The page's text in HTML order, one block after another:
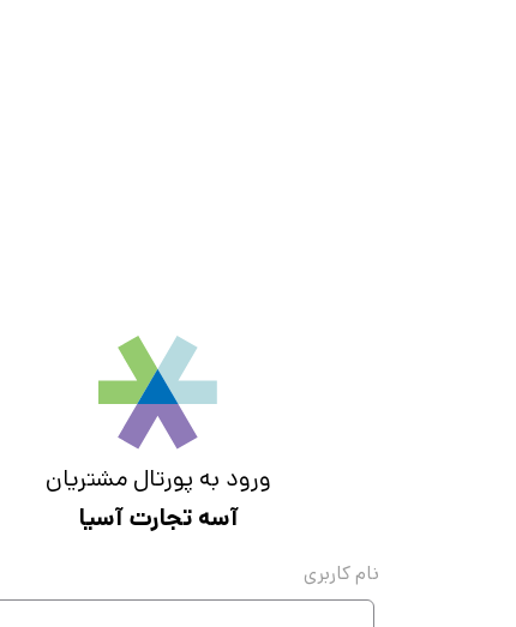
ورود به پورتال مشتریان
آسه تجارت آسیا
نام کاربری